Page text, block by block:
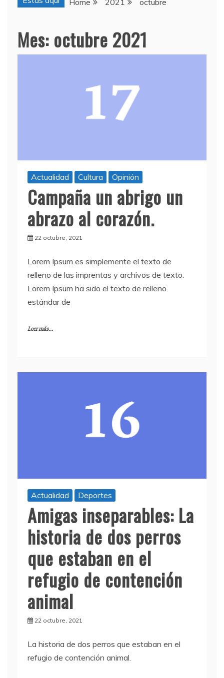
Home 2021 octubre
Mes: octubre 2021
Actualidad Cultura Opinión
Campaña un abrigo un
abrazo al corazón.
22 octubre, 2021
Lorem Ipsum es simplemente el texto de
relleno de las imprentas y archivos de texto.
Lorem Ipsum ha sido el texto de relleno
estándar de
Leer más...
Actualidad Deportes
Amigas inseparables: La
historia de dos perros
que estaban en el
refugio de contención
animal
22 octubre, 2021
La historia de dos perros que estaban en el
refugio de contención animal.